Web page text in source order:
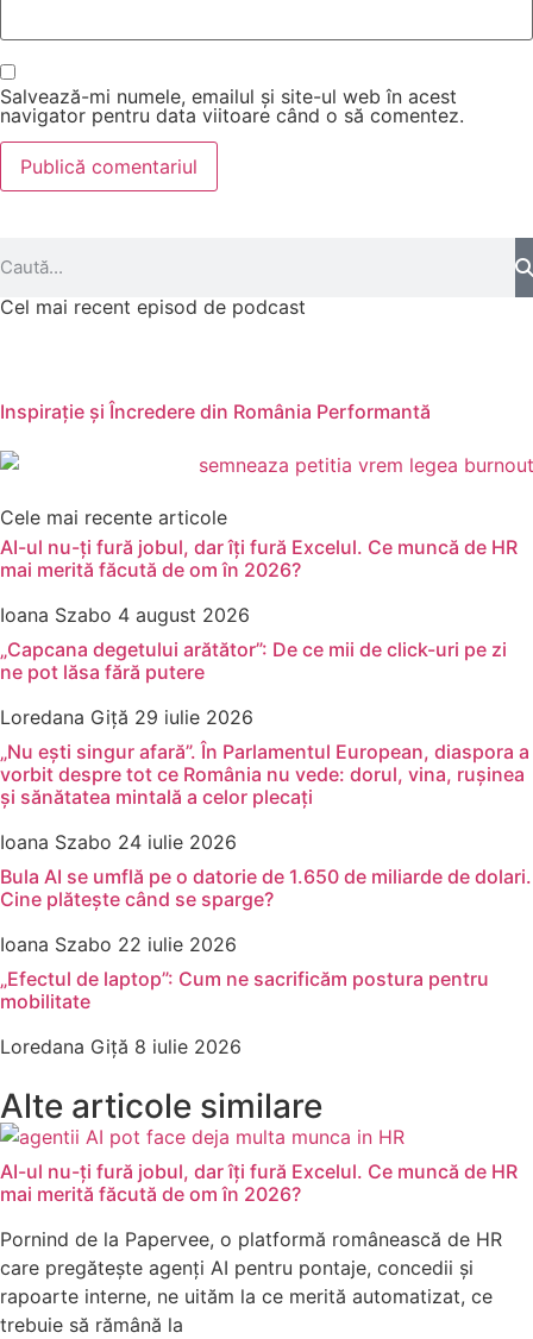
Salvează-mi numele, emailul și site-ul web în acest
navigator pentru data viitoare când o să comentez.
Cel mai recent episod de podcast
Inspirație și Încredere din România Performantă
Cele mai recente articole
AI-ul nu-ți fură jobul, dar îți fură Excelul. Ce muncă de HR
mai merită făcută de om în 2026?
Ioana Szabo 4 august 2026
„Capcana degetului arătător”: De ce mii de click-uri pe zi
ne pot lăsa fără putere
Loredana Giță 29 iulie 2026
„Nu ești singur afară”. În Parlamentul European, diaspora a
vorbit despre tot ce România nu vede: dorul, vina, rușinea
și sănătatea mintală a celor plecați
Ioana Szabo 24 iulie 2026
Bula AI se umflă pe o datorie de 1.650 de miliarde de dolari.
Cine plătește când se sparge?
Ioana Szabo 22 iulie 2026
„Efectul de laptop”: Cum ne sacrificăm postura pentru
mobilitate
Loredana Giță 8 iulie 2026
Alte articole similare
AI-ul nu-ți fură jobul, dar îți fură Excelul. Ce muncă de HR
mai merită făcută de om în 2026?
Pornind de la Papervee, o platformă românească de HR
care pregătește agenți AI pentru pontaje, concedii și
rapoarte interne, ne uităm la ce merită automatizat, ce
trebuie să rămână la